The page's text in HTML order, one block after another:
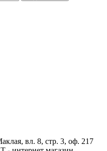
вл. 8, стр. 3, оф. 217